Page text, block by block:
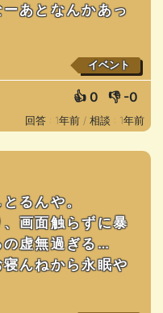
あとなんかあっ
イベント
👍 0 👎 -0
回答 : 1年前 / 相談 : 1年前
るんや。
画面触らずに暴
の虚無過ぎる…
んねから永眠や